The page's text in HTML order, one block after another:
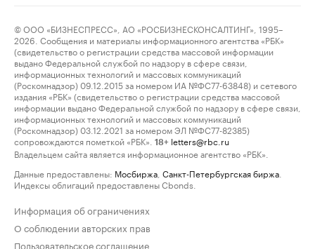
© ООО «БИЗНЕСПРЕСС», АО «РОСБИЗНЕСКОНСАЛТИНГ», 1995–
2026. Сообщения и материалы информационного агентства «РБК»
(свидетельство о регистрации средства массовой информации
выдано Федеральной службой по надзору в сфере связи,
информационных технологий и массовых коммуникаций
(Роскомнадзор) 09.12.2015 за номером ИА №ФС77-63848) и сетевого
издания «РБК» (свидетельство о регистрации средства массовой
информации выдано Федеральной службой по надзору в сфере связи,
информационных технологий и массовых коммуникаций
(Роскомнадзор) 03.12.2021 за номером ЭЛ №ФС77-82385)
сопровождаются пометкой «РБК».
18+ letters@rbc.ru
Владельцем сайта является информационное агентство «РБК».
Данные предоставлены: Мосбиржа Санкт-Петербургская биржа
Индексы облигаций предоставлены Cbonds.
Информация об ограничениях
О соблюдении авторских прав
Пользовательское соглашение